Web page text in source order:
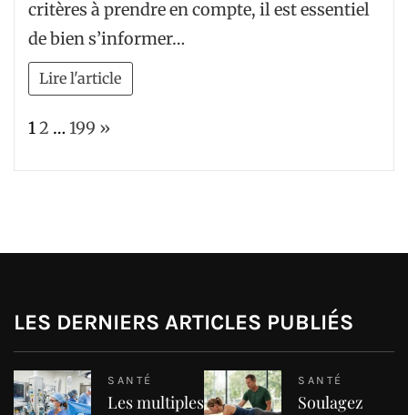
critères à prendre en compte, il est essentiel
de bien s’informer…
Lire l'article
Page:
12 … 199 Next
»
LES DERNIERS ARTICLES PUBLIÉS
SANTÉ
Les multiples
SANTÉ
Soulagez